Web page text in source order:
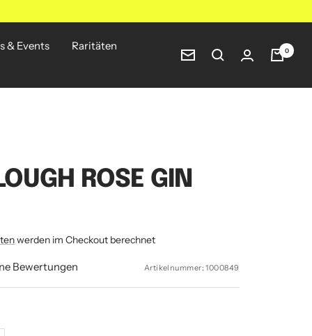
& Events
Raritäten
Newsletter
0
ROSE GIN
werden im Checkout berechnet
Bewertungen Artikelnummer:1000849